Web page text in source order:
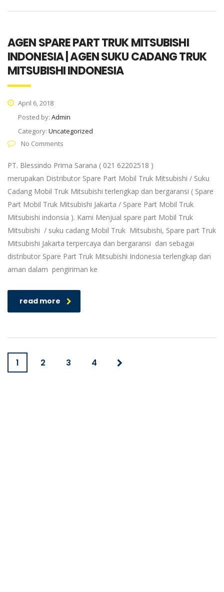
AGEN SPARE PART TRUK MITSUBISHI
INDONESIA | AGEN SUKU CADANG TRUK
MITSUBISHI INDONESIA
April 6, 2018
Posted by: Admin
Category: Uncategorized
No Comments
PT. Blessindo Prima Sarana ( 021 62202518 )
merupakan Distributor Spare Part Mobil Truk Mitsubishi / Suku
Cadang Mobil Truk Mitsubishi terlengkap dan bergaransi ( Spare
Part Mobil Truk Mitsubishi Jakarta / Spare Part Mobil Truk
Mitsubishi indonsia ). Kami Menjual spare part Mobil Truk
Mitsubishi / suku cadang Mobil Truk Mitsubishi, Spare part Truk
Mitsubishi Jakarta terpercaya dan bergaransi dan sebagai
distributor Spare Part Truk Mitsubishi Indonesia terlengkap dan
aman dalam pengiriman ke
read more
1 2 3 4